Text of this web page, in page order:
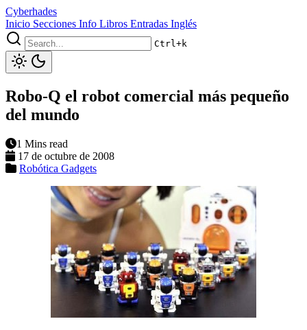
Cyberhades
Inicio Secciones Info Libros Entradas Inglés
Ctrl+k
Robo-Q el robot comercial más pequeño
del mundo
1 Mins read
17 de octubre de 2008
Robótica Gadgets